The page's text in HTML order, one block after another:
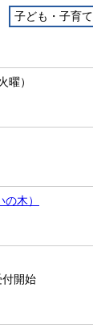
子ども・子育て
曜）
木）
開始